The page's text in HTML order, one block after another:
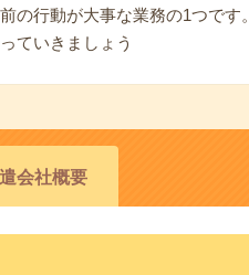
の行動が大事な業務の1つです。
ていきましょう
会社概要